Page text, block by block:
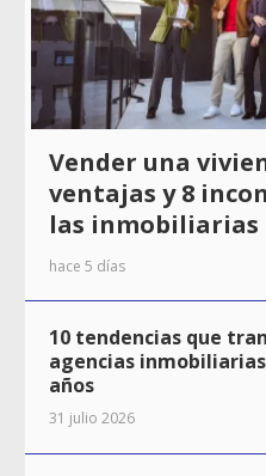
Vender una
ventajas y 8
las inmobiliarias
hace 5 días
10 tendencias que
agencias
años
31 julio 2026